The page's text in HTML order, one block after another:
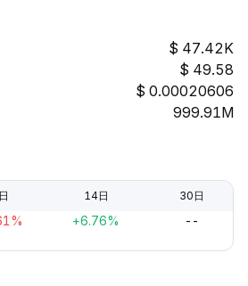
47.42K
49.58
0.00020606
999.91M
14日 30日
+6.76% --